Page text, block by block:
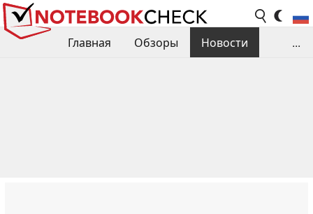
Главная Обзоры
Новости
...